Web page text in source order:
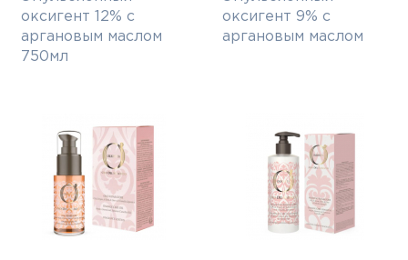
оксигент 12% с
аргановым маслом
750мл
оксигент 9% с
аргановым маслом